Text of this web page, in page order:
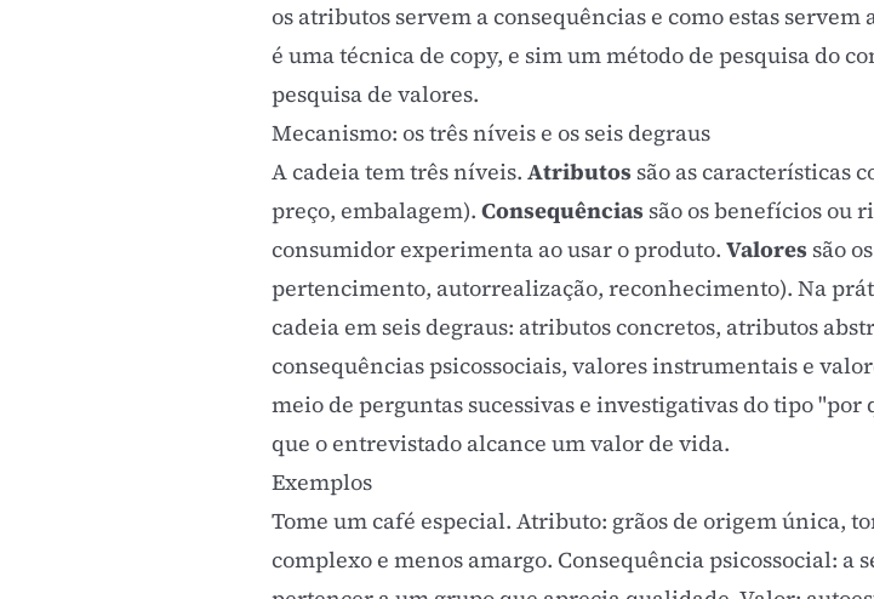
os atributos servem a consequências e como estas
é uma técnica de copy, e sim um método de pesquisa do
pesquisa de valores.
Mecanismo: os três níveis e os seis degraus
A cadeia tem três níveis. Atributos são as características
preço, embalagem). Consequências são os benefícios ou
consumidor experimenta ao usar o produto. Valores são
pertencimento, autorrealização, reconhecimento). Na
cadeia em seis degraus: atributos concretos, atributos
consequências psicossociais, valores instrumentais e
meio de perguntas sucessivas e investigativas do tipo
que o entrevistado alcance um valor de vida.
Exemplos
Tome um café especial. Atributo: grãos de origem única,
complexo e menos amargo. Consequência psicossocial: a